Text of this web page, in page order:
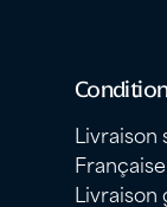
Livraison
Française